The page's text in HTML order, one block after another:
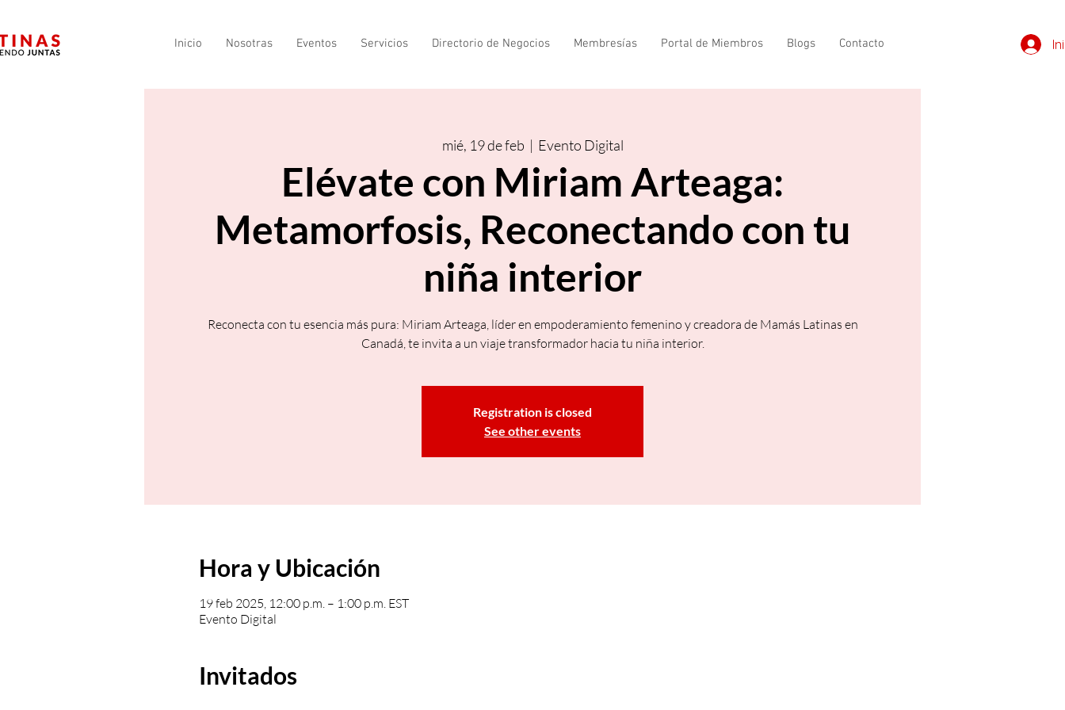
Inicio Nosotras Eventos Servicios Directorio de Negocios Membresías Portal de Miembros Blogs Contacto
mié, 19 de feb
  |
Evento Digital
Elévate con Miriam Arteaga:
Metamorfosis, Reconectando con tu
niña interior
Reconecta con tu esencia más pura: Miriam Arteaga, líder en empoderamiento femenino y creadora de Mamás Latinas en
Canadá, te invita a un viaje transformador hacia tu niña interior.
Registration is closed
See other events
Hora y Ubicación
19 feb 2025, 12:00 p.m. – 1:00 p.m. EST
Evento Digital
Invitados